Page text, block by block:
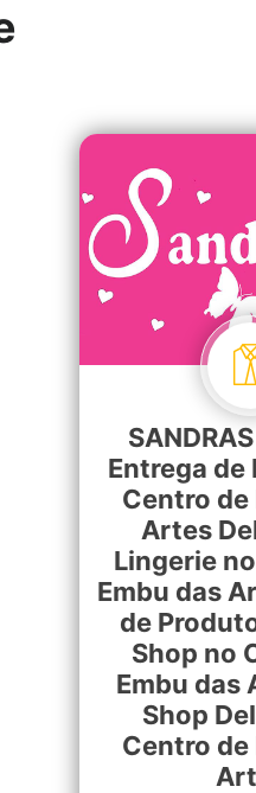
Entrega de
Centro de
Artes
Lingerie
Embu das
de
Shop no
Embu das
Shop
Centro de